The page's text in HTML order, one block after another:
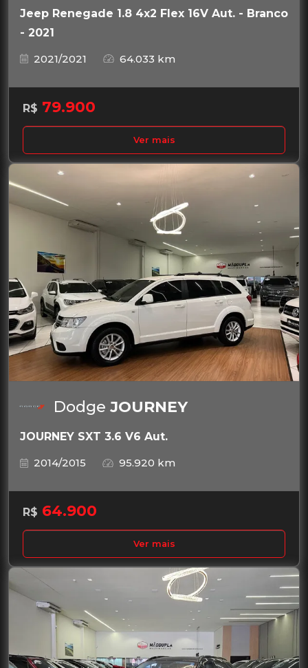
Jeep Renegade 1.8 4x2 Flex 16V Aut. - Branco
- 2021
2021/2021
64.033 km
R$ 79.900
Ver mais
Dodge JOURNEY
JOURNEY SXT 3.6 V6 Aut.
2014/2015
95.920 km
R$ 64.900
Ver mais